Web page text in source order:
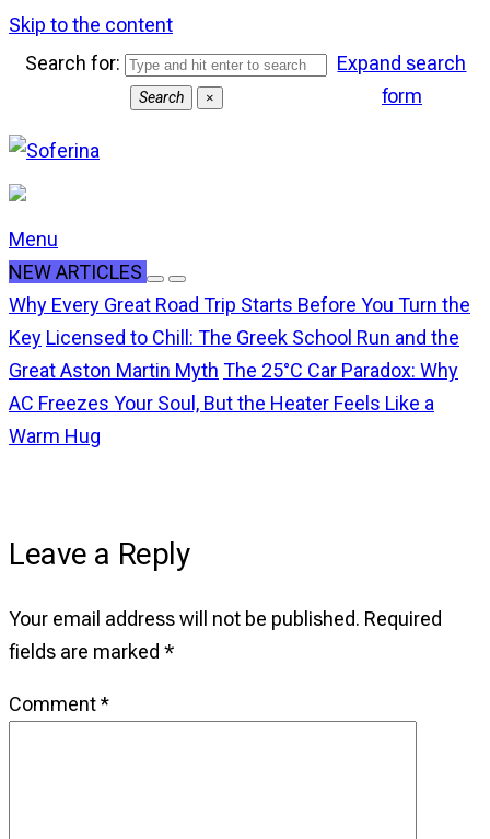
Skip to the content
Search for:
Search ×
Expand search
form
Menu
NEW ARTICLES
Why Every Great Road Trip Starts Before You Turn the
Key Licensed to Chill: The Greek School Run and the
Great Aston Martin Myth The 25°C Car Paradox: Why
AC Freezes Your Soul, But the Heater Feels Like a
Warm Hug
Leave a Reply
Your email address will not be published. Required
fields are marked *
Comment*